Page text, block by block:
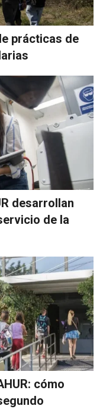
prácticas de
desarrollan
de la
cómo